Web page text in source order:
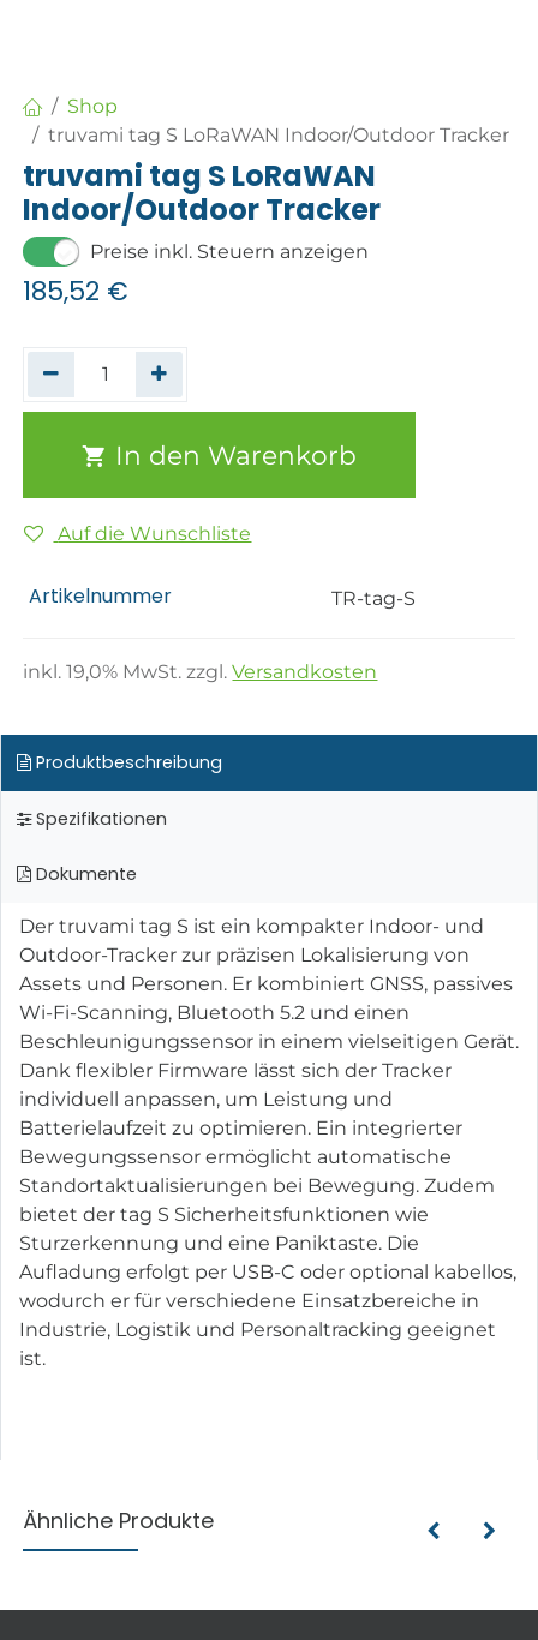
Shop
truvami tag S LoRaWAN Indoor/Outdoor Tracker
truvami tag S LoRaWAN
Indoor/Outdoor Tracker
Preise inkl. Steuern anzeigen
185,52 €
In den Warenkorb
Auf die Wunschliste
Artikelnummer TR-tag-S
inkl.19,0% MwSt. zzgl.Versandkosten
Produktbeschreibung
Spezifikationen
Dokumente
Der truvami tag S ist ein kompakter Indoor- und
Outdoor-Tracker zur präzisen Lokalisierung von
Assets und Personen. Er kombiniert GNSS, passives
Wi-Fi-Scanning, Bluetooth 5.2 und einen
Beschleunigungssensor in einem vielseitigen Gerät.
Dank flexibler Firmware lässt sich der Tracker
individuell anpassen, um Leistung und
Batterielaufzeit zu optimieren. Ein integrierter
Bewegungssensor ermöglicht automatische
Standortaktualisierungen bei Bewegung. Zudem
bietet der tag S Sicherheitsfunktionen wie
Sturzerkennung und eine Paniktaste. Die
Aufladung erfolgt per USB-C oder optional kabellos,
wodurch er für verschiedene Einsatzbereiche in
Industrie, Logistik und Personaltracking geeignet
ist.
Ähnliche Produkte